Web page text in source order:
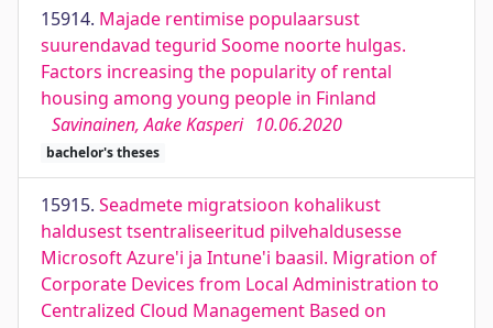
15914. Majade rentimise populaarsust
suurendavad tegurid Soome noorte hulgas.
Factors increasing the popularity of rental
housing among young people in Finland
Savinainen, Aake Kasperi 10.06.2020
bachelor's theses
15915. Seadmete migratsioon kohalikust
haldusest tsentraliseeritud pilvehaldusesse
Microsoft Azure'i ja Intune'i baasil. Migration of
Corporate Devices from Local Administration to
Centralized Cloud Management Based on